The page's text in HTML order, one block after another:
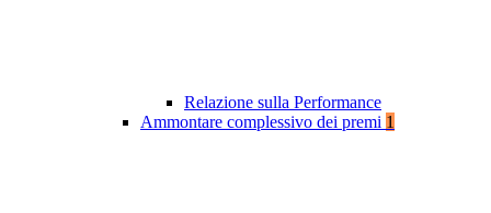
Relazione sulla Performance
Ammontare complessivo dei premi 1